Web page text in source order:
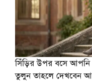
সিঁড়ির উপর বসে আপনি
তুলুন তাহলে দেখবেন